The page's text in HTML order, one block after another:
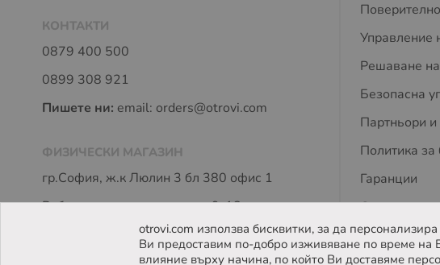
КОНТАКТИ
0879 400 500
0899 308 921
Пишете ни: email: orders@otrovi.com
ФИЗИЧЕСКИ МАГАЗИН
гр.София, ж.к Люлин 3 бл 380 офис 1
Работно време: пон - петък 9-18 часа
Управление
Решаване
Безопасна
Партньори
Политика за
Гаранции
Съвети за
Отзиви
otrovi.com използва бисквитки, за да
Ви предоставим по-добро изживяване по време
влияние върху начина, по който Ви доставяме